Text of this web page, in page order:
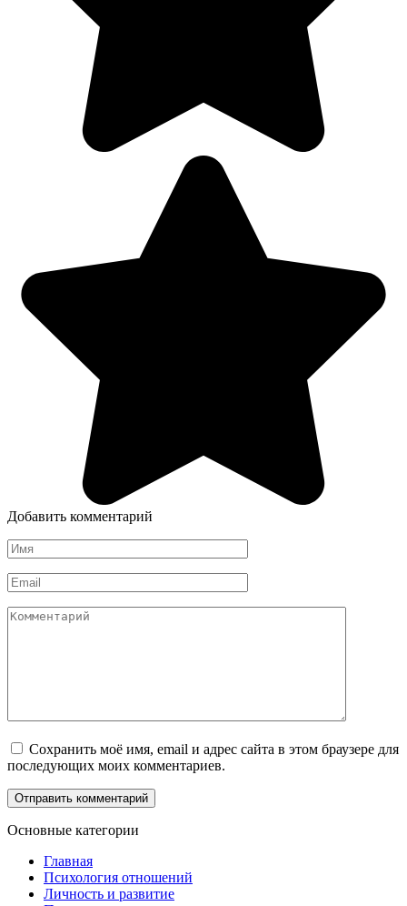
Добавить комментарий
Имя
*
Email
*
Комментарий
Сохранить моё имя, email и адрес сайта в этом браузере для
последующих моих комментариев.
Основные категории
Главная
Психология отношений
Личность и развитие